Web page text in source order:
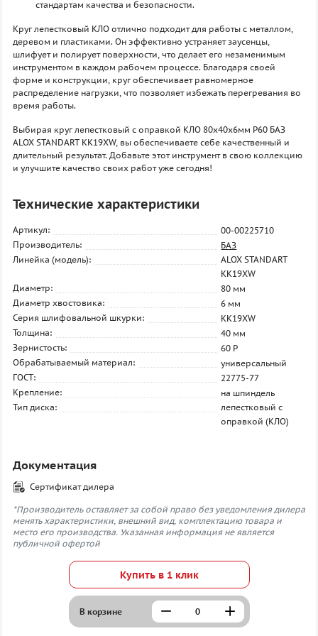
стандартам качества и безопасности.
Круг лепестковый КЛО отлично подходит для работы с металлом,
деревом и пластиками. Он эффективно устраняет заусенцы,
шлифует и полирует поверхности, что делает его незаменимым
инструментом в каждом рабочем процессе. Благодаря своей
форме и конструкции, круг обеспечивает равномерное
распределение нагрузки, что позволяет избежать перегревания во
время работы.
Выбирая круг лепестковый с оправкой КЛО 80х40х6мм P60 БАЗ
ALOX STANDART KK19XW, вы обеспечиваете себе качественный и
длительный результат. Добавьте этот инструмент в свою коллекцию
и улучшите качество своих работ уже сегодня!
Технические характеристики
Артикул:
00-00225710
Производитель:
БАЗ
Линейка (модель):
ALOX STANDART
KK19XW
Диаметр:
80 мм
Диаметр хвостовика:
6 мм
Серия шлифовальной шкурки:
KK19XW
Толщина:
40 мм
Зернистость:
60 P
Обрабатываемый материал:
универсальный
ГОСТ:
22775-77
Крепление:
на шпиндель
Тип диска:
лепестковый с
оправкой (КЛО)
Документация
Сертификат дилера
*Производитель оставляет за собой право без уведомления дилера
менять характеристики, внешний вид, комплектацию товара и
место его производства. Указанная информация не является
публичной офертой
Купить в 1 клик
В корзине